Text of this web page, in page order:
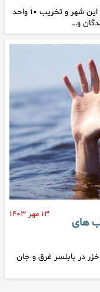
آتش نشانی بابلسر از وقوع انفجار گاز خانگی در این شهر و تخریب ۱۰ واحد
و…
۱۳ مهر ۱۴۰۳
در آب های
خزر در بابلسر غرق و جان